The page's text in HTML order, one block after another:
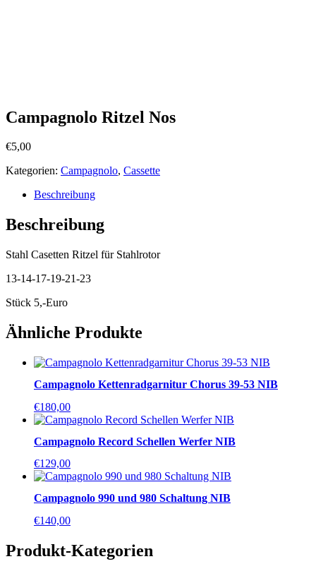
Campagnolo Ritzel Nos
€5,00
Kategorien: Campagnolo, Cassette
Beschreibung
Beschreibung
Stahl Casetten Ritzel für Stahlrotor
13-14-17-19-21-23
Stück 5,-Euro
Ähnliche Produkte
Campagnolo Kettenradgarnitur Chorus 39-53 NIB
€180,00
Campagnolo Record Schellen Werfer NIB
€129,00
Campagnolo 990 und 980 Schaltung NIB
€140,00
Produkt-Kategorien